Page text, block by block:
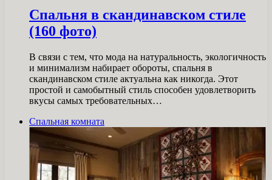
Спальня в скандинавском стиле
(160 фото)
В связи с тем, что мода на натуральность, экологичность
и минимализм набирает обороты, спальня в
скандинавском стиле актуальна как никогда. Этот
простой и самобытный стиль способен удовлетворить
вкусы самых требовательных…
Спальная комната